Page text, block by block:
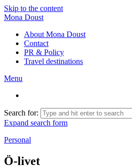
Skip to the content
Mona Doust
About Mona Doust
Contact
PR & Policy
Travel destinations
Menu
Search for:
Expand search form
Personal
Ö-livet